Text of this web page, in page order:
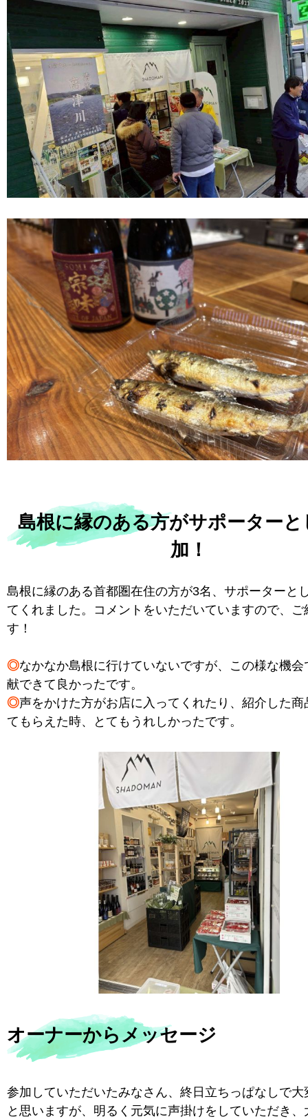
島根に縁のある方がサポーターと
加！
島根に縁のある首都圏在住の方が3名、サポーターと
てくれました。コメントをいただいていますので、ご
す！
◎なかなか島根に行けていないですが、この様な機会
献できて良かったです。
◎声をかけた方がお店に入ってくれたり、紹介した商
てもらえた時、とてもうれしかったです。
オーナーからメッセージ
参加していただいたみなさん、終日立ちっぱなしで大
と思いますが、明るく元気に声掛けをしていただき、